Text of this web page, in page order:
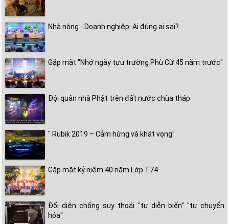
Nhà nông - Doanh nghiệp: Ai đúng ai sai?
Gặp mặt "Nhớ ngày tựu trường Phù Cừ 45 năm trước"
Đội quân nhà Phật trên đất nước chùa tháp
" Rubik 2019 – Cảm hứng và khát vọng"
Gặp mặt kỷ niệm 40 năm Lớp T74
Đối diện chống suy thoái "tự diễn biến" "tự chuyển
hóa"